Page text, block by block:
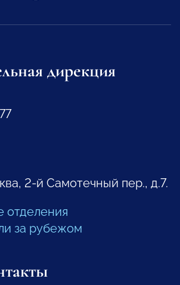
дирекция
2-й Самотечный пер., д.7.
отделения
за рубежом